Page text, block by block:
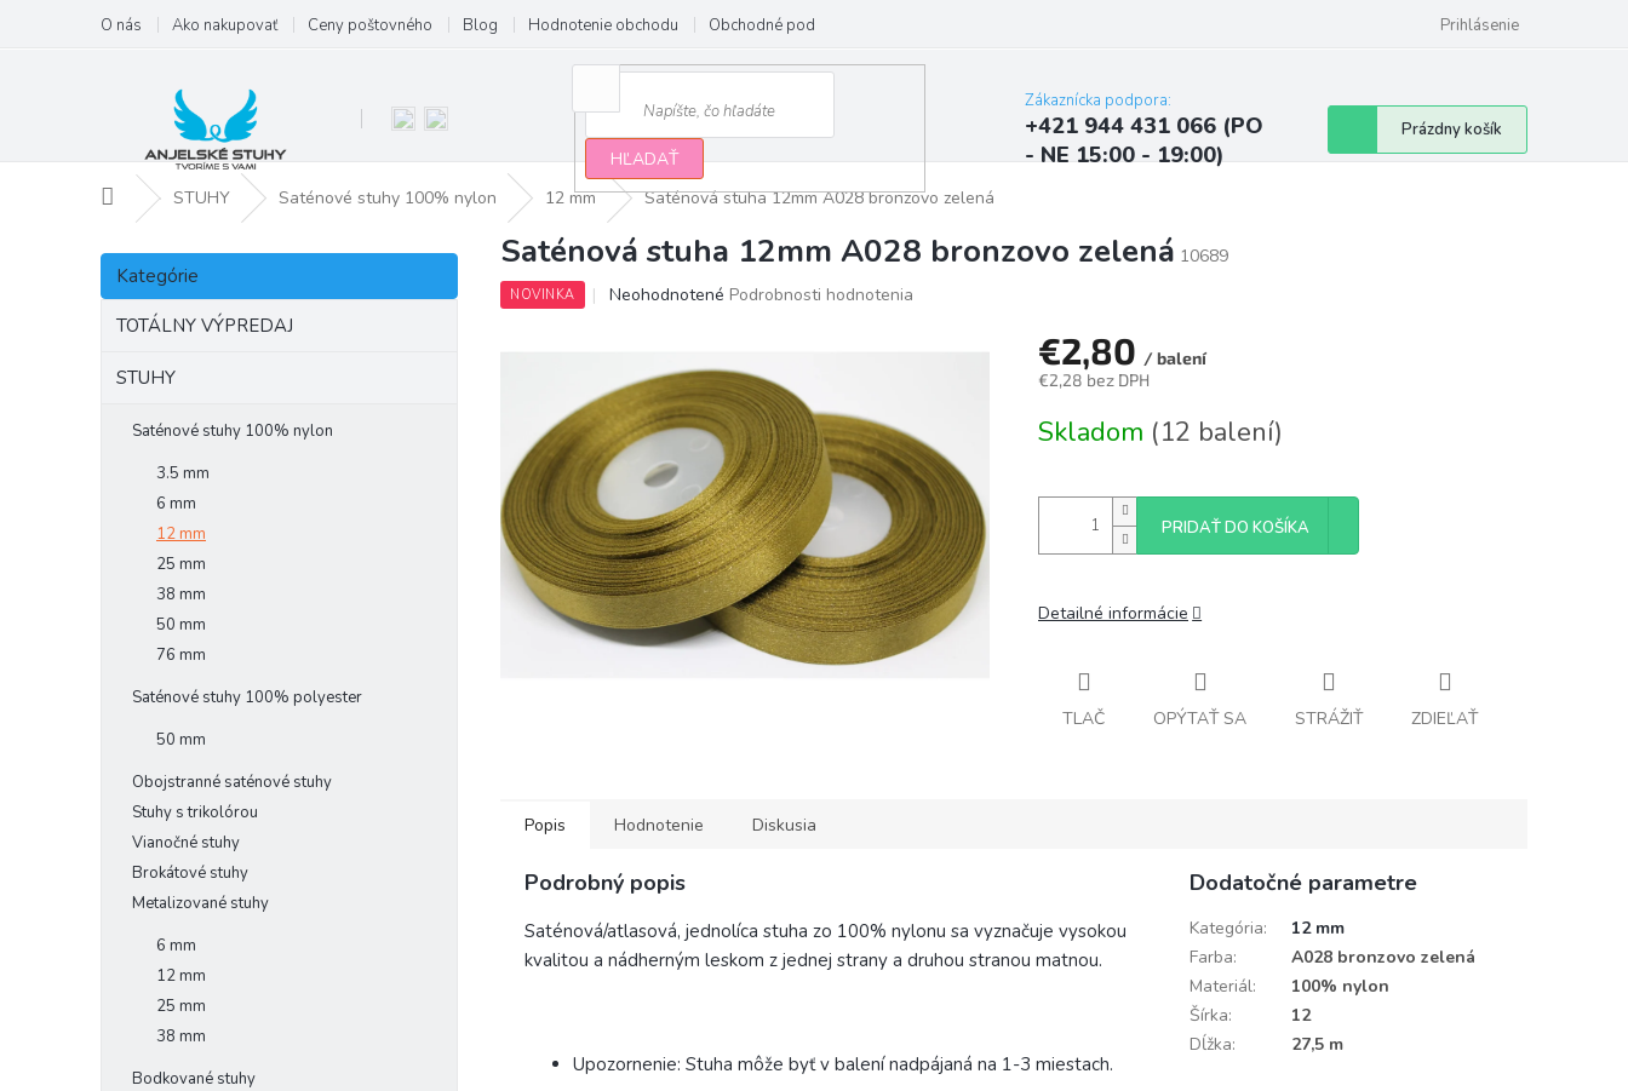
obsah
O nás Ako nakupovať Ceny poštovného Blog Hodnotenie obchodu Obchodné podmienky Najčastejšie otázky a odpovede
Prihlásenie
HĽADAŤ
Zákaznícka podpora:
+421 944 431 066 (PO
- NE 15:00 - 19:00)
Nákupný
košík
Prázdny košík
DomovSTUHY Saténové stuhy 100% nylon 12 mm Saténová stuha 12mm A028 bronzovo zelená
B
č
Preskočiť
kategórie
Kategórie
TOTÁLNY VÝPREDAJ
STUHY
Saténové stuhy 100% nylon
3.5 mm
6 mm
12 mm
25 mm
38 mm
50 mm
76 mm
Saténové stuhy 100% polyester
50 mm
Obojstranné saténové stuhy
Stuhy s trikolórou
Vianočné stuhy
Brokátové stuhy
Metalizované stuhy
6 mm
12 mm
25 mm
38 mm
Bodkované stuhy
Saténová stuha 12mm A028 bronzovo zelená 10689
NOVINKA
Priemerné
0,0
5
hviezdičiek.
Neohodnotené Podrobnosti hodnotenia
€2,80 / balení
€2,28 bez DPH
cena:
Skladom (12 balení)
PRIDAŤ DO KOŠÍKA
Detailné informácie
TLAČ OPÝTAŤ SA STRÁŽIŤ ZDIEĽAŤ
Popis Hodnotenie Diskusia
Podrobný popis
Saténová/atlasová, jednolíca stuha zo 100% nylonu sa vyznačuje vysokou
kvalitou a nádherným leskom z jednej strany a druhou stranou matnou.
Upozornenie: Stuha môže byť v balení nadpájaná na 1-3 miestach.
Dodatočné parametre
Kategória:
12 mm
Farba:
A028 bronzovo zelená
Materiál:
100% nylon
Šírka:
12
Dĺžka: 27,5 m